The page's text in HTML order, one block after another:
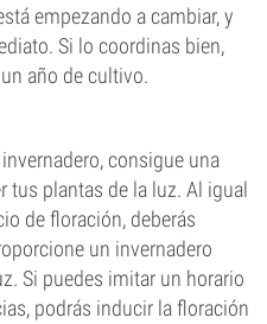
empezando a cambiar, y
Si lo coordinas bien,
año de cultivo.
consigue una
tus plantas de la luz. Al igual
de floración, deberás
un invernadero
Si puedes imitar un horario
podrás inducir la floración